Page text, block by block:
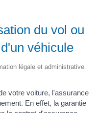
du vol ou
véhicule
légale et administrative
votre voiture, l'assurance
En effet, la garantie